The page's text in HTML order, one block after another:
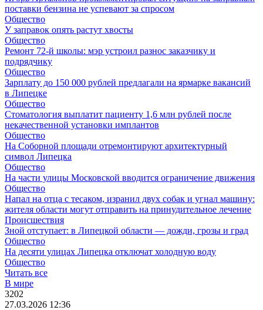
поставки бензина не успевают за спросом
Общество
У заправок опять растут хвосты
Общество
Ремонт 72‑й школы: мэр устроил разнос заказчику и
подрядчику
Общество
Зарплату до 150 000 рублей предлагали на ярмарке вакансий
в Липецке
Общество
Стоматология выплатит пациенту 1,6 млн рублей после
некачественной установки имплантов
Общество
На Соборной площади отремонтируют архитектурный
символ Липецка
Общество
На части улицы Московской вводится ограничение движения
Общество
Напал на отца с тесаком, изранил двух собак и угнал машину:
жителя области могут отправить на принудительное лечение
Происшествия
Зной отступает: в Липецкой области — дожди, грозы и град
Общество
На десяти улицах Липецка отключат холодную воду
Общество
Читать все
В мире
3202
27.03.2026 12:36